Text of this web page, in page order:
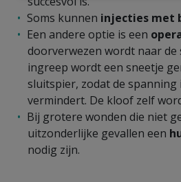
Soms kunnen injecties met
Een andere optie is een
doorverwezen wordt naar de
ingreep wordt een sneetje
sluitspier, zodat de spanning
vermindert. De kloof zelf
Bij grotere wonden die niet
uitzonderlijke gevallen een
nodig zijn.